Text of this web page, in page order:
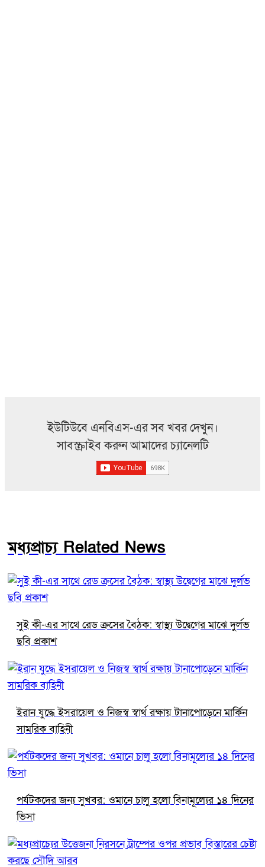
ইউটিউবে এনবিএস-এর সব খবর দেখুন।
সাবস্ক্রাইব করুন আমাদের চ্যানেলটি
মধ্যপ্রাচ্য Related News
সুই কী-এর সাথে রেড ক্রসের বৈঠক: স্বাস্থ্য উদ্বেগের মাঝে দুর্লভ
ছবি প্রকাশ
ইরান যুদ্ধে ইসরায়েল ও নিজস্ব স্বার্থ রক্ষায় টানাপোড়েনে মার্কিন
সামরিক বাহিনী
পর্যটকদের জন্য সুখবর: ওমানে চালু হলো বিনামূল্যের ১৪ দিনের
ভিসা